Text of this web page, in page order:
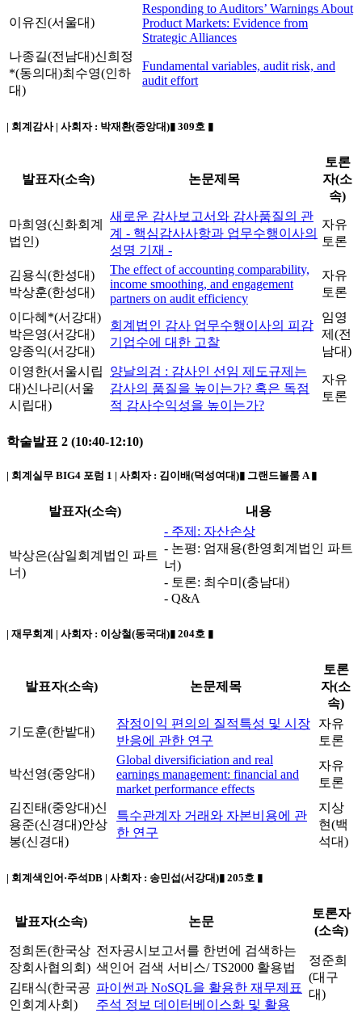
이유진(서울대)
Responding to Auditors’ Warnings About
Product Markets: Evidence from
Strategic Alliances
나종길(전남대)신희정
*(동의대)최수영(인하
대)
Fundamental variables, audit risk, and
audit effort
| 회계감사 | 사회자 : 박재환(중앙대)▮ 309호 ▮
발표자(소속) 논문제목
토론
자(소
속)
마희영(신화회계
법인)
새로운 감사보고서와 감사품질의 관
계 - 핵심감사사항과 업무수행이사의
성명 기재 -
자유
토론
김용식(한성대)
박상훈(한성대)
The effect of accounting comparability,
income smoothing, and engagement
partners on audit efficiency
자유
토론
이다혜*(서강대)
박은영(서강대)
양종익(서강대)
회계법인 감사 업무수행이사의 피감
기업수에 대한 고찰
임영
제(전
남대)
이영한(서울시립
대)신나리(서울
시립대)
양날의검 : 감사인 선임 제도규제는
감사의 품질을 높이는가? 혹은 독점
적 감사수익성을 높이는가?
자유
토론
학술발표 2 (10:40-12:10)
| 회계실무 BIG4 포럼 1 | 사회자 : 김이배(덕성여대)▮ 그랜드볼룸 A ▮
발표자(소속) 내용
박상은(삼일회계법인 파트
너)
- 주제: 자산손상
- 논평: 엄재용(한영회계법인 파트
너)
- 토론: 최수미(충남대)
- Q&A
| 재무회계 | 사회자 : 이상철(동국대)▮ 204호 ▮
발표자(소속) 논문제목
토론
자(소
속)
기도훈(한밭대)
잠정이익 편의의 질적특성 및 시장
반응에 관한 연구
자유
토론
박선영(중앙대)
Global diversificiation and real
earnings management: financial and
market performance effects
자유
토론
김진태(중앙대)신
용준(신경대)안상
봉(신경대)
특수관계자 거래와 자본비용에 관
한 연구
지상
현(백
석대)
| 회계색인어·주석DB | 사회자 : 송민섭(서강대)▮ 205호 ▮
발표자(소속) 논문
토론자
(소속)
정희돈(한국상
장회사협의회)
전자공시보고서를 한번에 검색하는
색인어 검색 서비스/ TS2000 활용법
정준희
(대구
대)
김태식(한국공
인회계사회)
파이썬과 NoSQL을 활용한 재무제표
주석 정보 데이터베이스화 및 활용